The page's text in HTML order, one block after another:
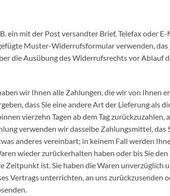
ein mit der Post versandter Brief, Telefax oder
Muster-Widerrufsformular verwenden,
die Ausübung des Widerrufsrechts vor Ablauf
wir Ihnen alle Zahlungen, die wir von Ihnen
dass Sie eine andere Art der Lieferung als
vierzehn Tagen ab dem Tag
verwenden wir dasselbe Zahlungsmittel,
anderes vereinbart; in keinem Fall werden
wieder zurückerhalten haben oder bis Sie
Zeitpunkt ist. Sie haben die Waren unverzüglich
Vertrags unterrichten, an uns zurückzusenden